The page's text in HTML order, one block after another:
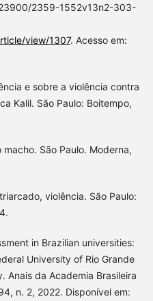
2359-1552v13n2-303-
view/1307. Acesso em:
e sobre a violência contra
Kalil. São Paulo: Boitempo,
São Paulo. Moderna,
violência. São Paulo:
in Brazilian universities:
University of Rio Grande
Anais da Academia Brasileira
n. 2, 2022. Disponível em: